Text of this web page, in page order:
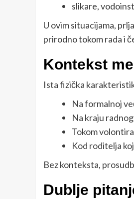
slikare,
U ovim situacijama,
prirodno tokom rada i
Kontekst
Ista fizička
Na formalnoj
Na kraju
Tokom
Kod roditelja
Bez konteksta,
Dublje